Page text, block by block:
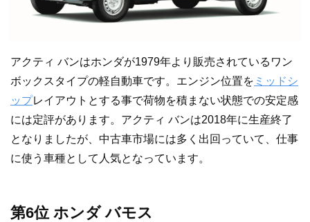
アクティ バンはホンダが1979年より販売されているワン
ボックスタイプの軽自動車です。エンジン位置を ミッドシ
ップレイアウトとする事で荷物を積まない状態での安定感
には定評があります。アクティ バンは2018年に生産終了
となりましたが、中古車市場には多く出回っていて、仕事
に使う車種として人気となっています。
第6位 ホンダ バモス